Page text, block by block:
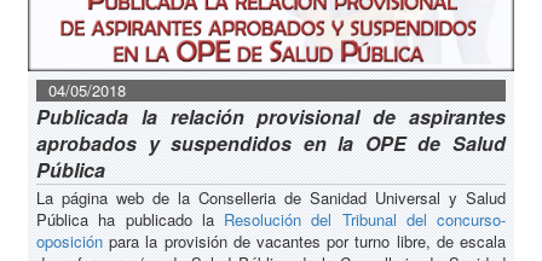
04/05/2018
Publicada la relación provisional de aspirantes
aprobados y suspendidos en la OPE de Salud
Pública
La página web de la Conselleria de Sanidad Universal y Salud
Pública ha publicado la Resolución del Tribunal del concurso-
oposición para la provisión de vacantes por turno libre, de escala